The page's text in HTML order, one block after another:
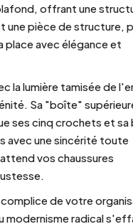
offrant une
une pièce de structure,
place avec élégance et
la lumière tamisée de
Sa "boîte"
ses cinq crochets et sa
avec une sincérité toute
vos chaussures
de votre
modernisme radical